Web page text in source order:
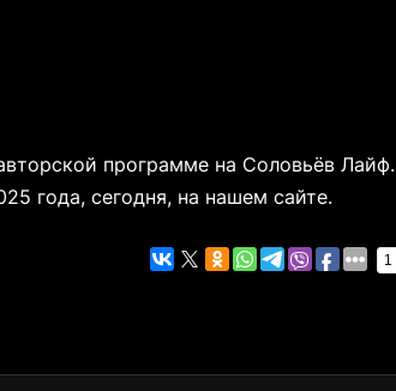
программе на Соловьёв Лайф.
года, сегодня, на нашем сайте.
1